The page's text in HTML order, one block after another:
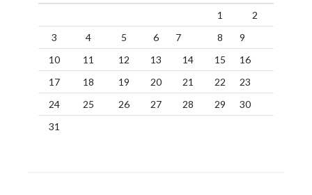
1
2
3
4 5 6 7 8
9
10
11 12 13 14 15
16
17
18 19 20 21 22
23
24
25 26 27 28 29
30
31